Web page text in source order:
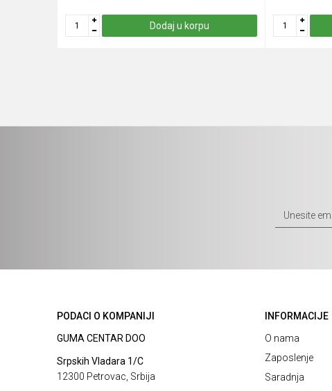
Dodaj u korpu
PODACI O KOMPANIJI
GUMA CENTAR DOO
Srpskih Vladara 1/C
12300 Petrovac, Srbija
INFORMACIJE
O nama
Zaposlenje
Saradnja